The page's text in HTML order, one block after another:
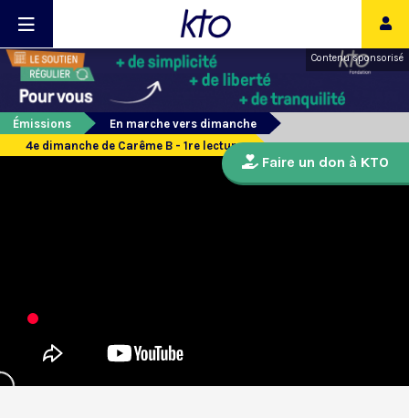
Contenu sponsorisé
Émissions
En marche vers dimanche
4e dimanche de Carême B - 1re lecture
Faire un don à KTO